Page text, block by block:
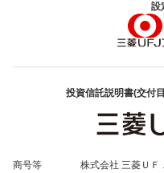
設
投資信託説明書(交付
商号等 株式会社 三菱ＵＦ